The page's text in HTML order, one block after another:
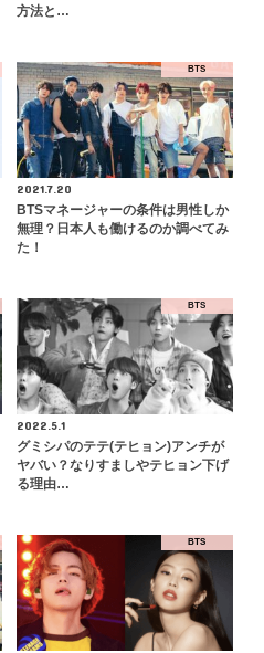
方法と…
BTS
2021.7.20
BTSマネージャーの条件は男性しか
無理？日本人も働けるのか調べてみ
た！
BTS
2022.5.1
グミシパのテテ(テヒョン)アンチが
ヤバい？なりすましやテヒョン下げ
る理由…
BTS